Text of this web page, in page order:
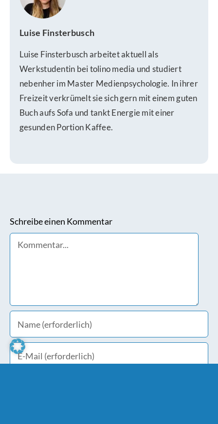
Luise Finsterbusch
Luise Finsterbusch arbeitet aktuell als
Werkstudentin bei tolino media und studiert
nebenher im Master Medienpsychologie. In ihrer
Freizeit verkrümelt sie sich gern mit einem guten
Buch aufs Sofa und tankt Energie mit einer
gesunden Portion Kaffee.
Schreibe einen Kommentar
Comment